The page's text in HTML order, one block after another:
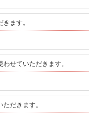
ます。
せていただきます。
だきます。